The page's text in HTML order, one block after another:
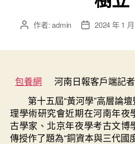
文 作者:admin
文
期
2024 年 1
包養網 河南日報客戶端記
第十五屆“黃河學”高層論壇
理學術研究會近期在河南年夜
古學家、北京年夜學考古文博
傳授作了題為“銅資本與三代國